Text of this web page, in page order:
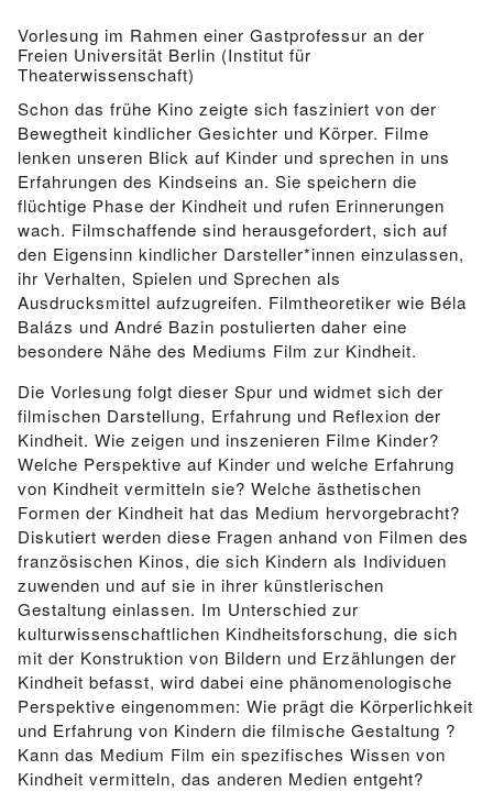
Vorlesung im Rahmen einer Gastprofessur an der
Freien Universität Berlin (Institut für
Theaterwissenschaft)
Schon das frühe Kino zeigte sich fasziniert von der
Bewegtheit kindlicher Gesichter und Körper. Filme
lenken unseren Blick auf Kinder und sprechen in uns
Erfahrungen des Kindseins an. Sie speichern die
flüchtige Phase der Kindheit und rufen Erinnerungen
wach. Filmschaffende sind herausgefordert, sich auf
den Eigensinn kindlicher Darsteller*innen einzulassen,
ihr Verhalten, Spielen und Sprechen als
Ausdrucksmittel aufzugreifen. Filmtheoretiker wie Béla
Balázs und André Bazin postulierten daher eine
besondere Nähe des Mediums Film zur Kindheit.
Die Vorlesung folgt dieser Spur und widmet sich der
filmischen Darstellung, Erfahrung und Reflexion der
Kindheit. Wie zeigen und inszenieren Filme Kinder?
Welche Perspektive auf Kinder und welche Erfahrung
von Kindheit vermitteln sie? Welche ästhetischen
Formen der Kindheit hat das Medium hervorgebracht?
Diskutiert werden diese Fragen anhand von Filmen des
französischen Kinos, die sich Kindern als Individuen
zuwenden und auf sie in ihrer künstlerischen
Gestaltung einlassen. Im Unterschied zur
kulturwissenschaftlichen Kindheitsforschung, die sich
mit der Konstruktion von Bildern und Erzählungen der
Kindheit befasst, wird dabei eine phänomenologische
Perspektive eingenommen: Wie prägt die Körperlichkeit
und Erfahrung von Kindern die filmische Gestaltung ?
Kann das Medium Film ein spezifisches Wissen von
Kindheit vermitteln, das anderen Medien entgeht?